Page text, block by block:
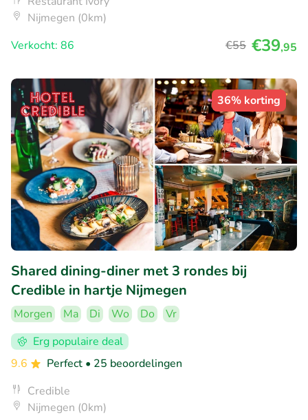
Nijmegen (0km)
Verkocht: 86
€55 €39,95
36% korting
Shared dining-diner met 3 rondes bij
Credible in hartje Nijmegen
Morgen Ma Di Wo Do
Vr
Erg populaire deal
9.6
Perfect • 25 beoordelingen
Credible
Nijmegen (0km)